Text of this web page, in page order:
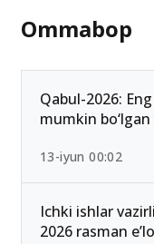
Ommabop
Qabul-2026:
mumkin bo‘lgan
13-iyun 00:02